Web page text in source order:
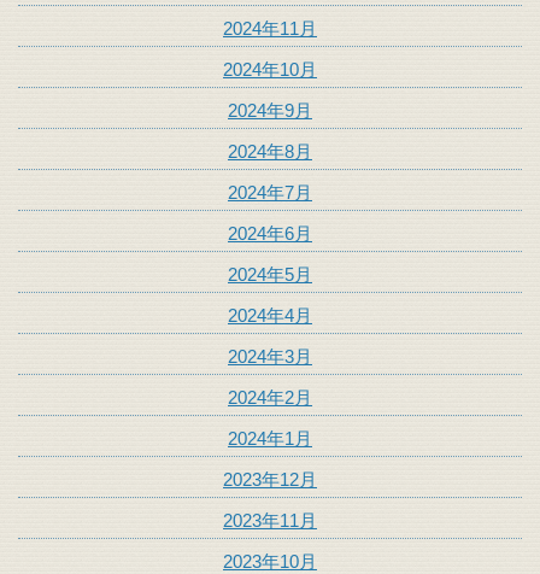
2024年11月
2024年10月
2024年9月
2024年8月
2024年7月
2024年6月
2024年5月
2024年4月
2024年3月
2024年2月
2024年1月
2023年12月
2023年11月
2023年10月